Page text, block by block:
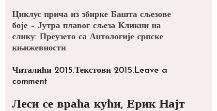
Циклус прича из збирке Башта сљезове
боје – Јутра плавог сљеза Кликни на
слику: Преузето са Антологије српске
књижевности
Categories
Читалићи 2015.Tags
Текстови 2015.Leave a
comment
Леси се враћа кући, Ерик Најт